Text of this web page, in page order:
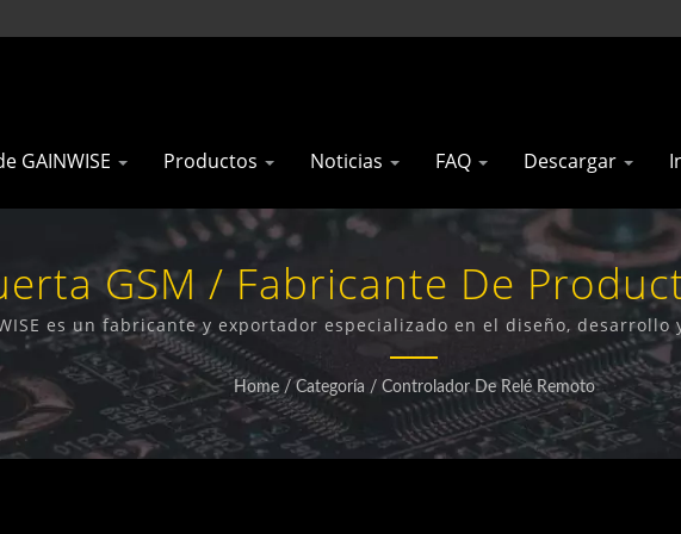
GAINWISE Productos Noticias FAQ Descargar
GSM / Fabricante De
5G | Gainwise Technology
es un fabricante y exportador especializado en el diseño,
Intercomunicadores de Puerta 4G, Abrepuertas 4G y Detectores de
Home / Categoría / Controlador De Relé Remoto